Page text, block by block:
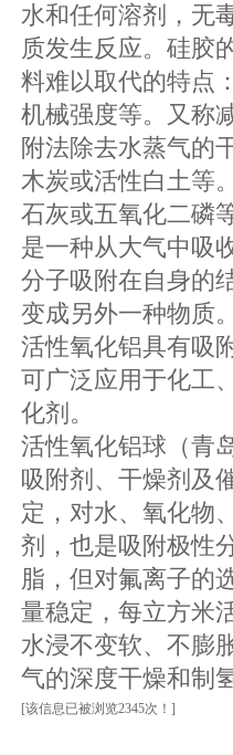
水和任何溶剂，无
质发生反应。硅胶
料难以取代的特点
机械强度等。又称
附法除去水蒸气的
木炭或活性白土等
石灰或五氧化二磷
是一种从大气中吸
分子吸附在自身的
变成另外一种物质
活性氧化铝具有吸
可广泛应用于化工
化剂。
活性氧化铝球（青
吸附剂、干燥剂及
定，对水、氧化物
剂，也是吸附极性
脂，但对氟离子的
量稳定，每立方米
水浸不变软、不膨
气的深度干燥和制
[该信息已被浏览2345次！]